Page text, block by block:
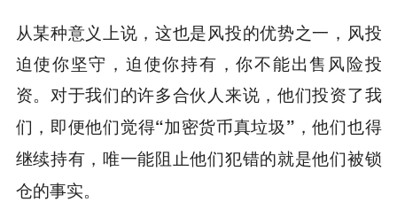
从某种意义上说，这也是风投的优势之一，风投
迫使你坚守，迫使你持有，你不能出售风险投
资。对于我们的许多合伙人来说， 他们投资了我
们，即便他们觉得“加密货币真垃圾”，他们也得
继续持有，唯一能阻止他们犯错的就是他们被锁
仓的事实。